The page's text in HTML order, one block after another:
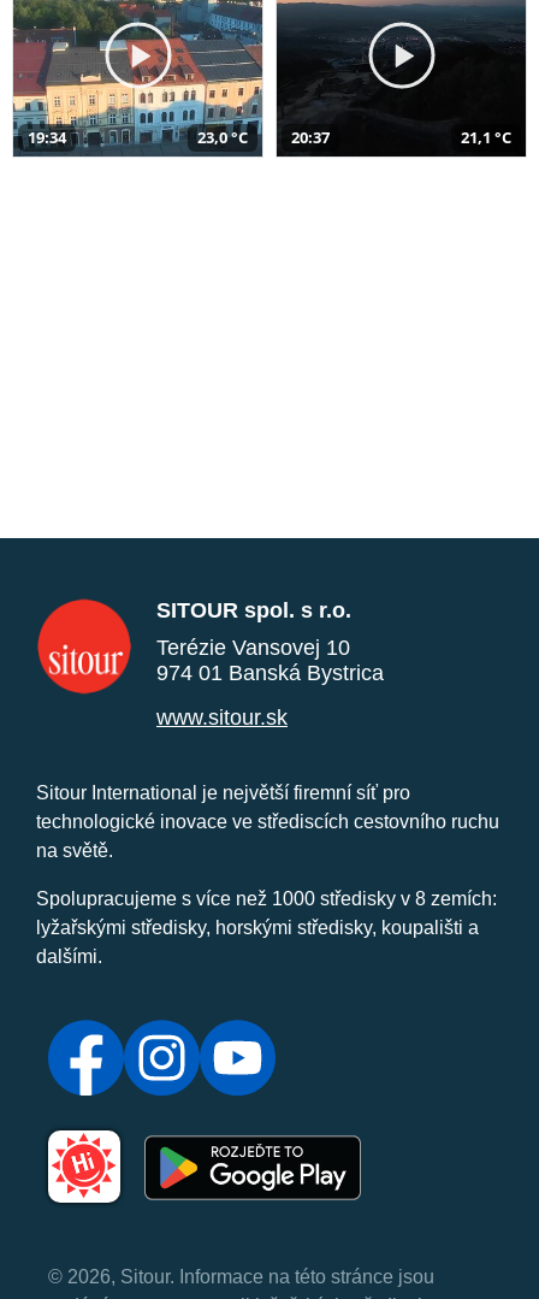
19:34 23,0 °C 20:37 21,1 °C
SITOUR spol. s r.o.
Terézie Vansovej 10
974 01 Banská Bystrica
www.sitour.sk
Sitour International je největší firemní síť pro
technologické inovace ve střediscích cestovního ruchu
na světě.
Spolupracujeme s více než 1000 středisky v 8 zemích:
lyžařskými středisky, horskými středisky, koupališti a
dalšími.
© 2026, Sitour. Informace na této stránce jsou